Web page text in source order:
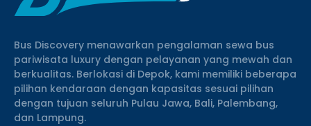
Bus Discovery menawarkan pengalaman sewa bus
pariwisata luxury dengan pelayanan yang mewah dan
berkualitas. Berlokasi di Depok, kami memiliki beberapa
pilihan kendaraan dengan kapasitas sesuai pilihan
dengan tujuan seluruh Pulau Jawa, Bali, Palembang,
dan Lampung.